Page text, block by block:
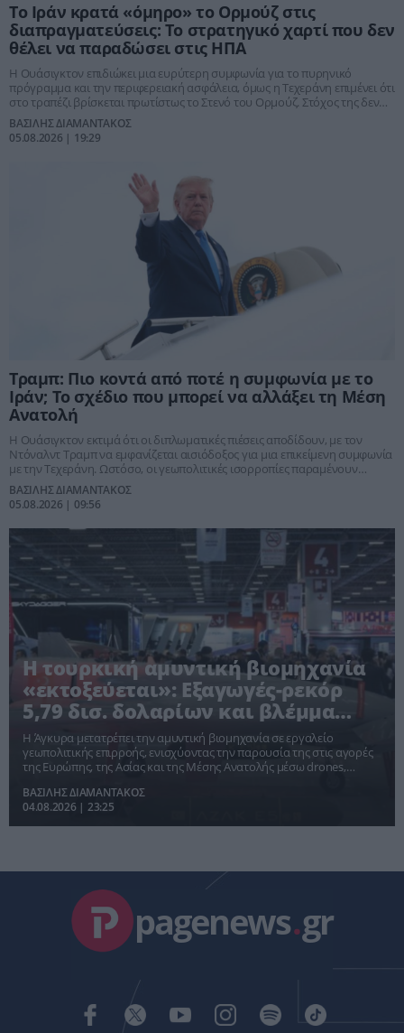
Το Ιράν κρατά «όμηρο» το Ορμούζ στις
διαπραγματεύσεις: Το στρατηγικό χαρτί που δεν
θέλει να παραδώσει στις ΗΠΑ
Η Ουάσιγκτον επιδιώκει μια ευρύτερη συμφωνία για το πυρηνικό
πρόγραμμα και την περιφερειακή ασφάλεια, όμως η Τεχεράνη επιμένει ότι
στο τραπέζι βρίσκεται πρωτίστως το Στενό του Ορμούζ. Στόχος της δεν
είναι το μόνιμο κλείσιμο της θαλάσσιας οδού, αλλά η μετατροπή της
στρατιωτικής ισχύος της σε αναγνωρισμένο πολιτικό και οικονομικό
ρόλο.
ΒΑΣΙΛΗΣ ΔΙΑΜΑΝΤΑΚΟΣ
05.08.2026 | 19:29
Τραμπ: Πιο κοντά από ποτέ η συμφωνία με το
Ιράν; Το σχέδιο που μπορεί να αλλάξει τη Μέση
Ανατολή
Η Ουάσιγκτον εκτιμά ότι οι διπλωματικές πιέσεις αποδίδουν, με τον
Ντόναλντ Τραμπ να εμφανίζεται αισιόδοξος για μια επικείμενη συμφωνία
με την Τεχεράνη. Ωστόσο, οι γεωπολιτικές ισορροπίες παραμένουν
εύθραυστες.
ΒΑΣΙΛΗΣ ΔΙΑΜΑΝΤΑΚΟΣ
05.08.2026 | 09:56
Η τουρκική αμυντική βιομηχανία
«εκτοξεύεται»: Εξαγωγές-ρεκόρ
5,79 δισ. δολαρίων και βλέμμα
στην Ευρώπη
Η Άγκυρα μετατρέπει την αμυντική βιομηχανία σε εργαλείο
γεωπολιτικής επιρροής, ενισχύοντας την παρουσία της στις αγορές
της Ευρώπης, της Ασίας και της Μέσης Ανατολής μέσω drones,
ΒΑΣΙΛΗΣ ΔΙΑΜΑΝΤΑΚΟΣ
04.08.2026 | 23:25
pagenews.gr